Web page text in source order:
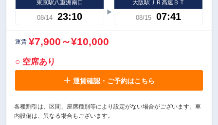
東京駅八重洲南口
08/14 23:10
大阪駅ＪＲ高速ＢＴ
08/15 07:41
運賃 ¥7,900～¥10,000
○ 空席あり
運賃確認・ご予約はこちら
各種割引は、区間、座席種別等により設定がない場合がございます。車
内設備は、異なる場合もございます。